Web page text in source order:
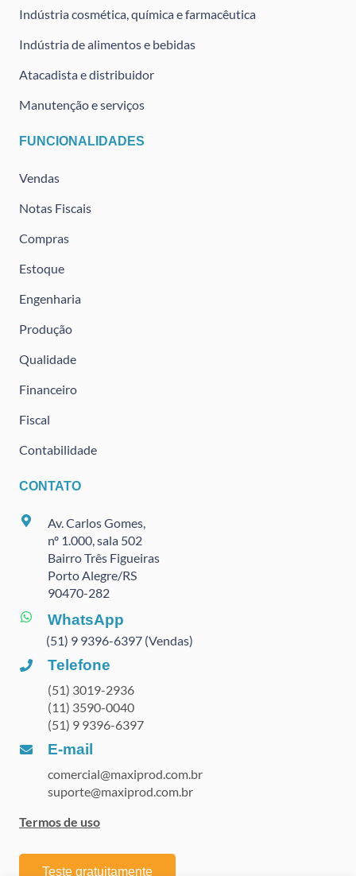
Indústria cosmética, química e farmacêutica
Indústria de alimentos e bebidas
Atacadista e distribuidor
Manutenção e serviços
FUNCIONALIDADES
Vendas
Notas Fiscais
Compras
Estoque
Engenharia
Produção
Qualidade
Financeiro
Fiscal
Contabilidade
CONTATO
Av. Carlos Gomes,
nº 1.000, sala 502
Bairro Três Figueiras
Porto Alegre/RS
90470-282
WhatsApp
(51) 9 9396-6397 (Vendas)
Telefone
(51) 3019-2936
(11) 3590-0040
(51) 9 9396-6397
E-mail
comercial@maxiprod.com.br
suporte@maxiprod.com.br
Termos de uso
Teste gratuitamente